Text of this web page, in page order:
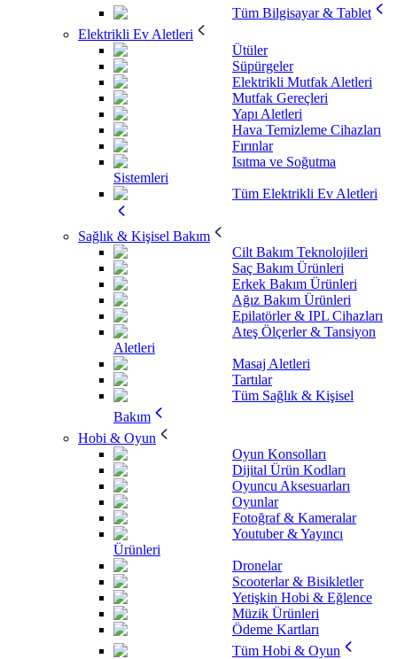
Tüm Bilgisayar & Tablet
Elektrikli Ev Aletleri
Ütüler
Süpürgeler
Elektrikli Mutfak Aletleri
Mutfak Gereçleri
Yapı Aletleri
Hava Temizleme Cihazları
Fırınlar
Isıtma ve Soğutma
Sistemleri
Tüm Elektrikli Ev Aletleri
Sağlık & Kişisel Bakım
Cilt Bakım Teknolojileri
Saç Bakım Ürünleri
Erkek Bakım Ürünleri
Ağız Bakım Ürünleri
Epilatörler & IPL Cihazları
Ateş Ölçerler & Tansiyon
Aletleri
Masaj Aletleri
Tartılar
Tüm Sağlık & Kişisel
Bakım
Hobi & Oyun
Oyun Konsolları
Dijital Ürün Kodları
Oyuncu Aksesuarları
Oyunlar
Fotoğraf & Kameralar
Youtuber & Yayıncı
Ürünleri
Dronelar
Scooterlar & Bisikletler
Yetişkin Hobi & Eğlence
Müzik Ürünleri
Ödeme Kartları
Tüm Hobi & Oyun